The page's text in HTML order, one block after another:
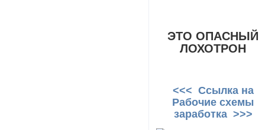
ЭТО ОПАСНЫЙ
ЛОХОТРОН
<<< Ссылка на
Рабочие схемы
заработка >>>